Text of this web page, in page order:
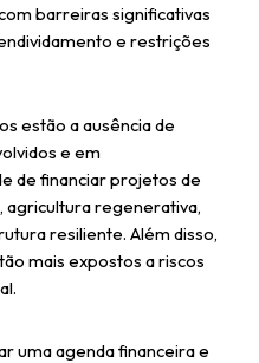
barreiras significativas
e restrições
estão a ausência de
e em
de financiar projetos de
agricultura regenerativa,
resiliente. Além disso,
mais expostos a riscos
uma agenda financeira e